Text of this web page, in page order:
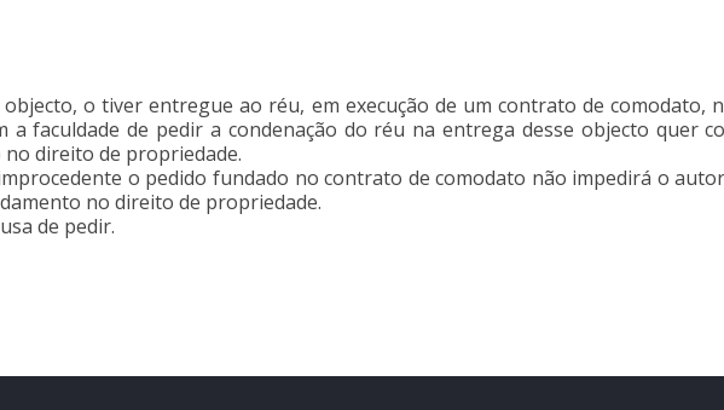
o tiver entregue ao réu, em execução de um contrato de comodato,
faculdade de pedir a condenação do réu na entrega desse objecto quer
direito de propriedade.
o pedido fundado no contrato de comodato não impedirá o
no direito de propriedade.
de pedir.